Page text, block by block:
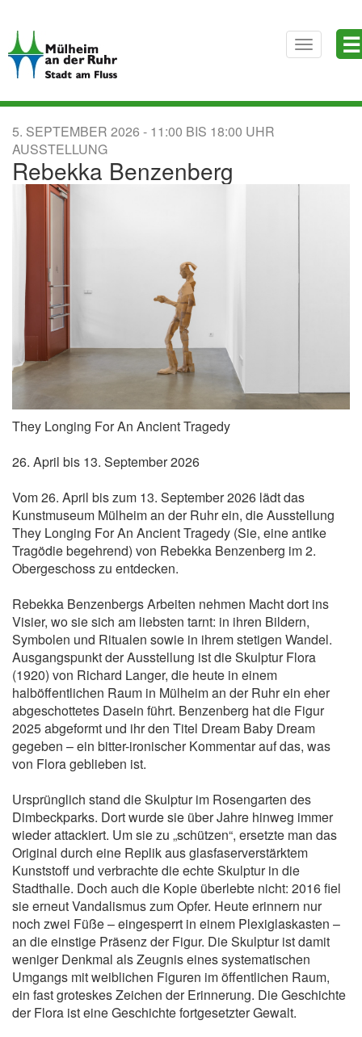
zum
Inhalt
Toggle
navigation
☰
5. SEPTEMBER 2026 11:00 BIS 18:00
AUSSTELLUNG
Rebekka Benzenberg
They Longing For An Ancient Tragedy
26. April bis 13. September 2026
Vom 26. April bis zum 13. September 2026 lädt das
Kunstmuseum Mülheim an der Ruhr ein, die Ausstellung
They Longing For An Ancient Tragedy (Sie, eine antike
Tragödie begehrend) von Rebekka Benzenberg im 2.
Obergeschoss zu entdecken.
Rebekka Benzenbergs Arbeiten nehmen Macht dort ins
Visier, wo sie sich am liebsten tarnt: in ihren Bildern,
Symbolen und Ritualen sowie in ihrem stetigen Wandel.
Ausgangspunkt der Ausstellung ist die Skulptur Flora
(1920) von Richard Langer, die heute in einem
halböffentlichen Raum in Mülheim an der Ruhr ein eher
abgeschottetes Dasein führt. Benzenberg hat die Figur
2025 abgeformt und ihr den Titel Dream Baby Dream
gegeben – ein bitter-ironischer Kommentar auf das, was
von Flora geblieben ist.
Ursprünglich stand die Skulptur im Rosengarten des
Dimbeckparks. Dort wurde sie über Jahre hinweg immer
wieder attackiert. Um sie zu „schützen“, ersetzte man das
Original durch eine Replik aus glasfaserverstärktem
Kunststoff und verbrachte die echte Skulptur in die
Stadthalle. Doch auch die Kopie überlebte nicht: 2016 fiel
sie erneut Vandalismus zum Opfer. Heute erinnern nur
noch zwei Füße – eingesperrt in einem Plexiglaskasten –
an die einstige Präsenz der Figur. Die Skulptur ist damit
weniger Denkmal als Zeugnis eines systematischen
Umgangs mit weiblichen Figuren im öffentlichen Raum,
ein fast groteskes Zeichen der Erinnerung. Die Geschichte
der Flora ist eine Geschichte fortgesetzter Gewalt.